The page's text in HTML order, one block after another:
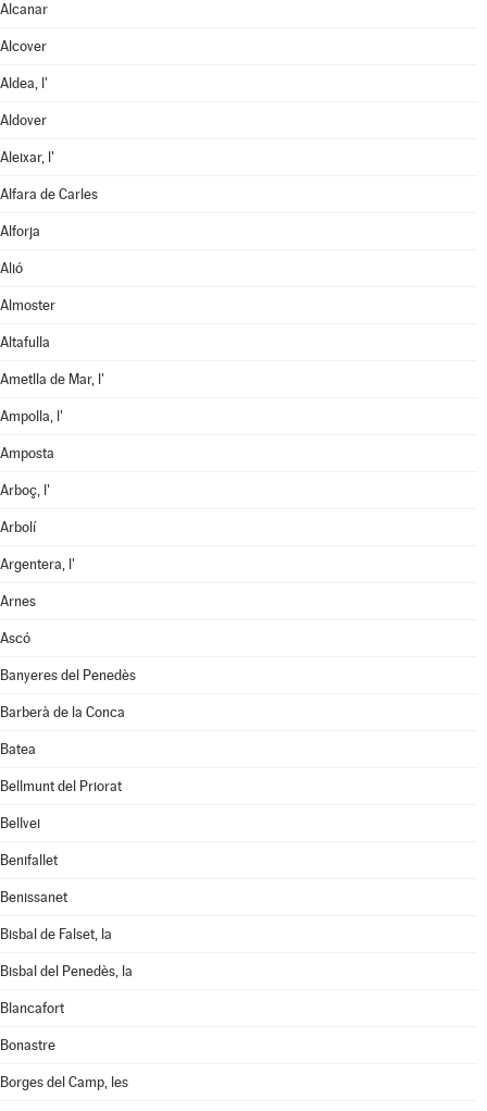
Alcanar
Alcover
Aldea, l'
Aldover
Aleixar, l'
Alfara de Carles
Alforja
Alió
Almoster
Altafulla
Ametlla de Mar, l'
Ampolla, l'
Amposta
Arboç, l'
Arbolí
Argentera, l'
Arnes
Ascó
Banyeres del Penedès
Barberà de la Conca
Batea
Bellmunt del Priorat
Bellvei
Benifallet
Benissanet
Bisbal de Falset, la
Bisbal del Penedès, la
Blancafort
Bonastre
Borges del Camp, les